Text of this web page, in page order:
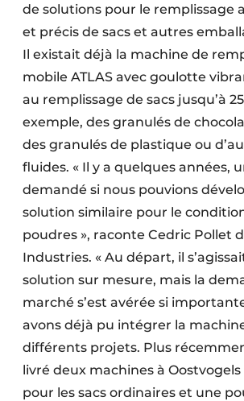
de solutions pour le remplissage
et précis de sacs et autres
Il existait déjà la machine de
mobile ATLAS avec goulotte
au remplissage de sacs jusqu’à
exemple, des granulés de
des granulés de plastique ou
fluides. « Il y a quelques années,
demandé si nous pouvions
solution similaire pour le
poudres », raconte Cedric Pollet
Industries. « Au départ, il
solution sur mesure, mais la
marché s’est avérée si
avons déjà pu intégrer la
différents projets. Plus
livré deux machines à
pour les sacs ordinaires et une